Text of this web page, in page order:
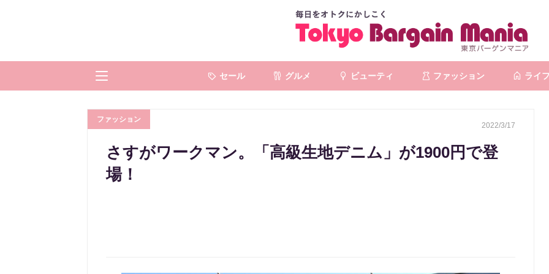
セール グルメ ビューティ ファッション ライフ
ファッション
2022/3/17
さすがワークマン。「高級生地デニム」が1900円で登
場！